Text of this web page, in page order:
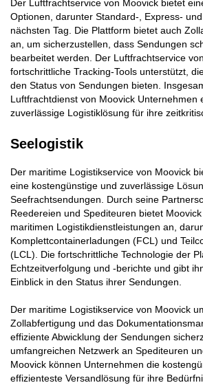
Der Luftfrachtservice von Moovick bietet
Optionen, darunter Standard-, Express-
nächsten Tag. Die Plattform bietet auch
an, um sicherzustellen, dass Sendungen
bearbeitet werden. Der Luftfrachtservice
fortschrittliche Tracking-Tools unterstützt,
den Status von Sendungen bieten.
Luftfrachtdienst von Moovick Unternehmen
zuverlässige Logistiklösung für ihre
Seelogistik
Der maritime Logistikservice von Moovick
eine kostengünstige und zuverlässige
Seefrachtsendungen. Durch seine
Reedereien und Spediteuren bietet
maritimen Logistikdienstleistungen an,
Komplettcontainerladungen (FCL) und
(LCL). Die fortschrittliche Technologie der
Echtzeitverfolgung und -berichte und gibt
Einblick in den Status ihrer Sendungen.
Der maritime Logistikservice von Moovick
Zollabfertigung und das
effiziente Abwicklung der Sendungen
umfangreichen Netzwerk an Spediteuren
Moovick können Unternehmen die
effizienteste Versandlösung für ihre